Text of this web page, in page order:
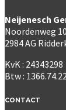
Neijenesch
Noordenweg 10
2984 AG
KvK : 24343298
Btw :
CONTACT